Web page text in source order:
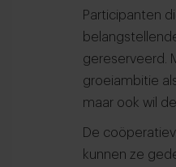
Participanten
gereserveerd.
groeiambitie
maar ook wil
De
kunnen ze